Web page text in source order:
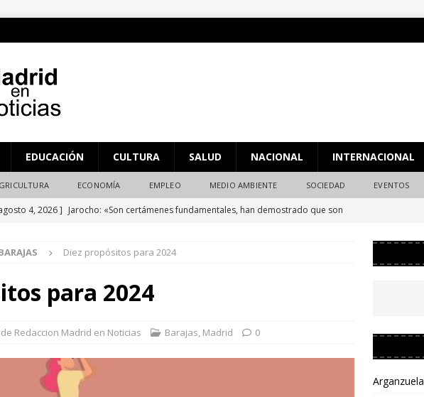
EDUCACIÓN CULTURA SALUD NACIONAL INTERNACIONAL
ECONOMÍA EMPLEO MEDIO AMBIENTE SOCIEDAD EVENTOS
4, 2026 ] Jarocho: «Son certámenes fundamentales, han demostrado que son
agosto 4, 2026 ] Alberto Riquer valora las primeras sesiones de entrenamiento de
pretemporada, lo que espera de las próximas semanas y del comienzo del curso
DEPORTES
3, 2026 ] ¡Así queda el calendario de pretemporada de Inter JP Financial para
julio 31, 2026 ]
Arkaitz Sisniega: «La fuerza es la base de nuestra pretemporada y la
Diez propósitos para 2024
para 2024
Redaccion Madrid en Noticias Barajas, Madrid 0
Arganzuela